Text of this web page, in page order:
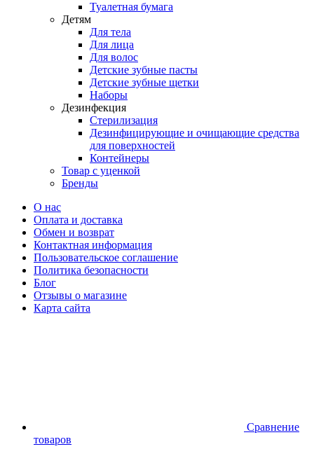
Туалетная бумага
Детям
Для тела
Для лица
Для волос
Детские зубные пасты
Детские зубные щетки
Наборы
Дезинфекция
Стерилизация
Дезинфицирующие и очищающие средства
для поверхностей
Контейнеры
Товар с уценкой
Бренды
О нас
Оплата и доставка
Обмен и возврат
Контактная информация
Пользовательское соглашение
Политика безопасности
Блог
Отзывы о магазине
Карта сайта
Сравнение
товаров